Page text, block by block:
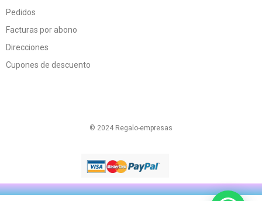
Pedidos
Facturas por abono
Direcciones
Cupones de descuento
© 2024 Regalo-empresas